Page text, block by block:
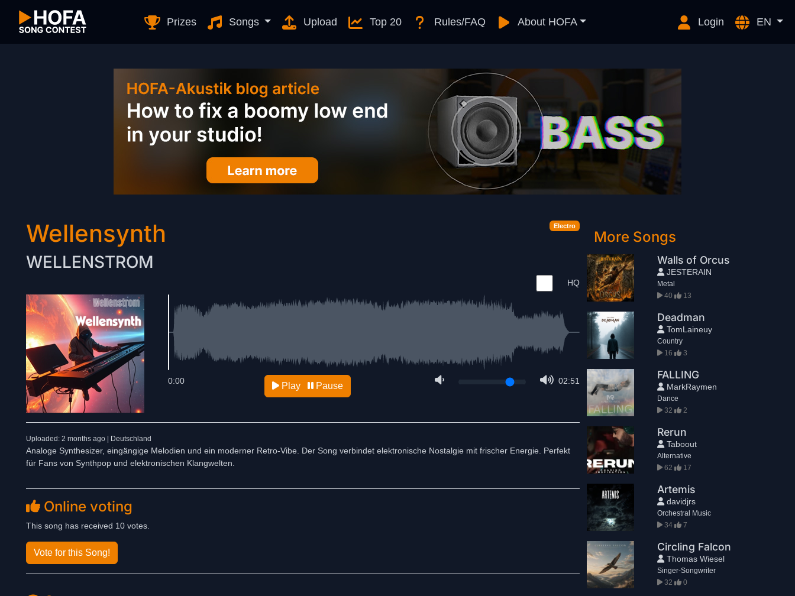
Prizes Songs Upload Top 20 Rules/FAQ About HOFA Login EN
Electro
Wellensynth
WELLENSTROM
HQ
02:51
0:00 Play Pause
Uploaded: 2 months ago | Deutschland
Analoge Synthesizer, eingängige Melodien und ein moderner Retro-Vibe. Der Song verbindet elektronische Nostalgie mit frischer Energie. Perfekt
für Fans von Synthpop und elektronischen Klangwelten.
Online voting
This song has received 10 votes.
Vote for this Song!
More Songs
Walls of Orcus
JESTERAIN
Metal
40
13
Deadman
TomLaineuy
Country
16
3
FALLING
MarkRaymen
Dance
32
2
Rerun
Taboout
Alternative
62
17
Artemis
davidjrs
Orchestral Music
34
7
Circling Falcon
Thomas Wiesel
Singer-Songwriter
32
0